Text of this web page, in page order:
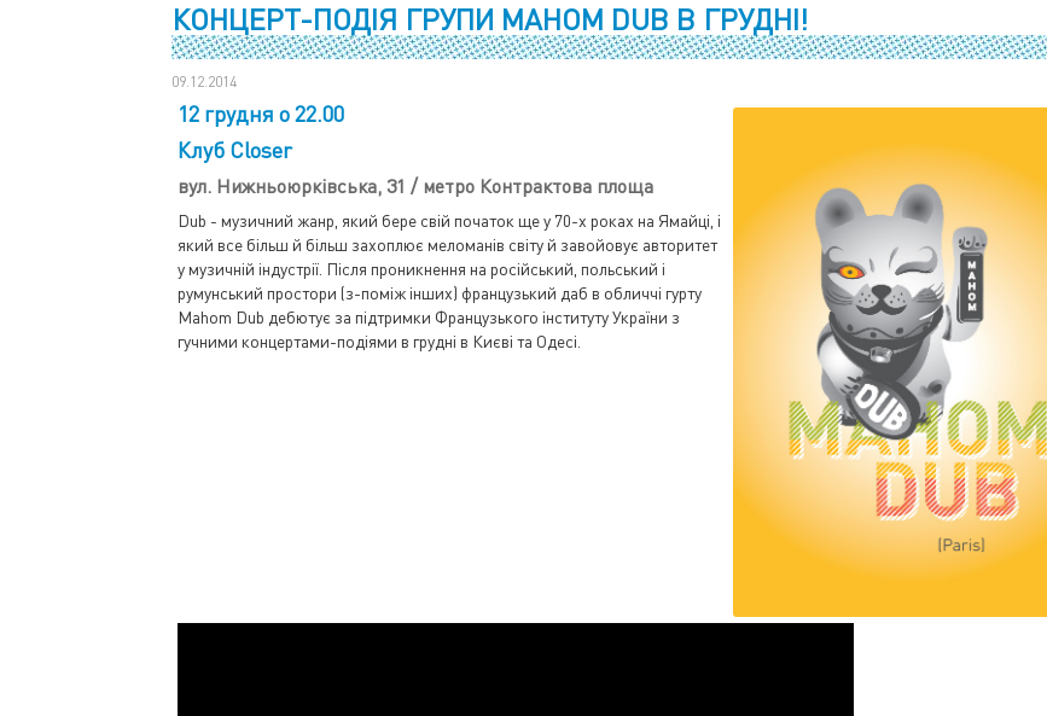
КОНЦЕРТ-ПОДІЯ ГРУПИ MAHOM DUB В ГРУДНІ!
09.12.2014
12 грудня о 22.00
Клуб Closer
вул. Нижньоюрківська, 31 / метро Контрактова площа
Dub - музичний жанр, який бере свій початок ще у 70-х роках на Ямайці, і
який все більш й більш захоплює меломанів світу й завойовує авторитет
у музичній індустрії. Після проникнення на російський, польський і
румунський простори (з-поміж інших) французький даб в обличчі гурту
Mahom Dub дебютує за підтримки Французького інституту України з
гучними концертами-подіями в грудні в Києві та Одесі.